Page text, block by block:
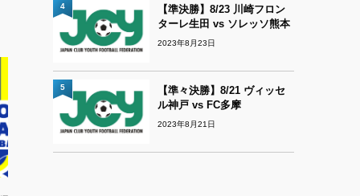
【準決勝】8/23 川崎フロン
ターレ生田 vs ソレッソ熊本
2023年8月23日
4
【準々決勝】8/21 ヴィッセ
ル神戸 vs FC多摩
2023年8月21日
5